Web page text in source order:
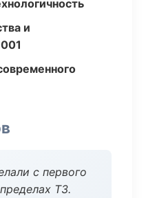
и
с первого
ТЗ.